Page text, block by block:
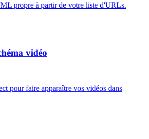
propre à partir de votre liste d'URLs.
vidéo
pour faire apparaître vos vidéos dans